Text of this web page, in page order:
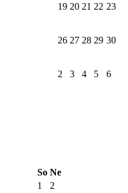
19 20 21 22 23
26 27 28 29 30
2 3 4 5 6
So Ne
1
2